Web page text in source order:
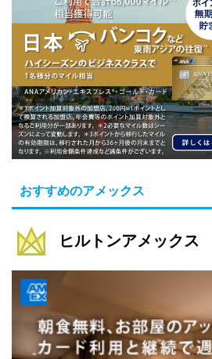
おすすめのアメックス
ヒルトンアメックス